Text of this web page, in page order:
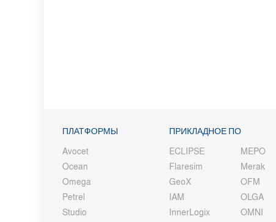
ПЛАТФОРМЫ
Avocet
Ocean
Omega
Petrel
Studio
ПРИКЛАДНОЕ ПО
ECLIPSE
Flaresim
GeoX
IAM
InnerLogix
MEPO
Merak
OFM
OLGA
OMNI